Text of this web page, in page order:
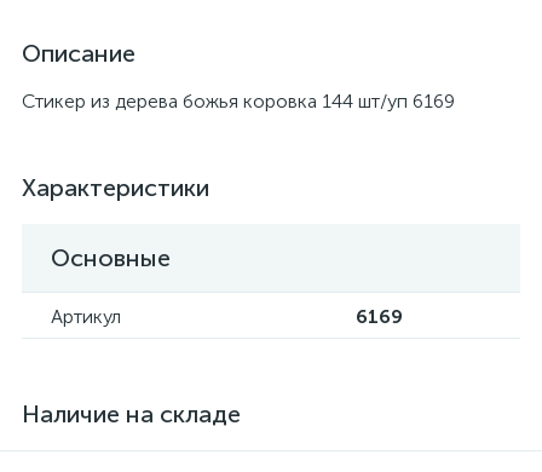
Описание
Стикер из дерева божья коровка 144 шт/уп 6169
Характеристики
Основные
Артикул 6169
Наличие на складе